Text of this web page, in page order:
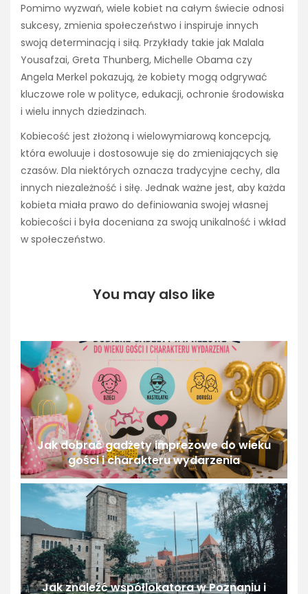
Pomimo wyzwań, wiele kobiet na całym świecie odnosi
sukcesy, zmienia społeczeństwo i inspiruje innych
swoją determinacją i siłą. Przykłady takie jak Malala
Yousafzai, Greta Thunberg, Michelle Obama czy
Angela Merkel pokazują, że kobiety mogą odgrywać
kluczowe role w polityce, edukacji, ochronie środowiska
i wielu innych dziedzinach.
Kobiecość jest złożoną i wielowymiarową koncepcją,
która ewoluuje i dostosowuje się do zmieniających się
czasów. Dla niektórych oznacza tradycyjne cechy, dla
innych niezależność i siłę. Jednak ważne jest, aby każda
kobieta miała prawo do definiowania swojej własnej
kobiecości i była doceniana za swoją unikalność i wkład
w społeczeństwo.
You may also like
Jak dobrać gadżety imprezowe do wieku
gości i charakteru wydarzenia
Jak znaleźć współlokatora w Poznaniu i